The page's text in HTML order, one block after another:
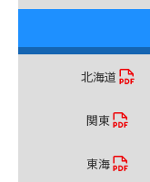
北海道
関東
東海